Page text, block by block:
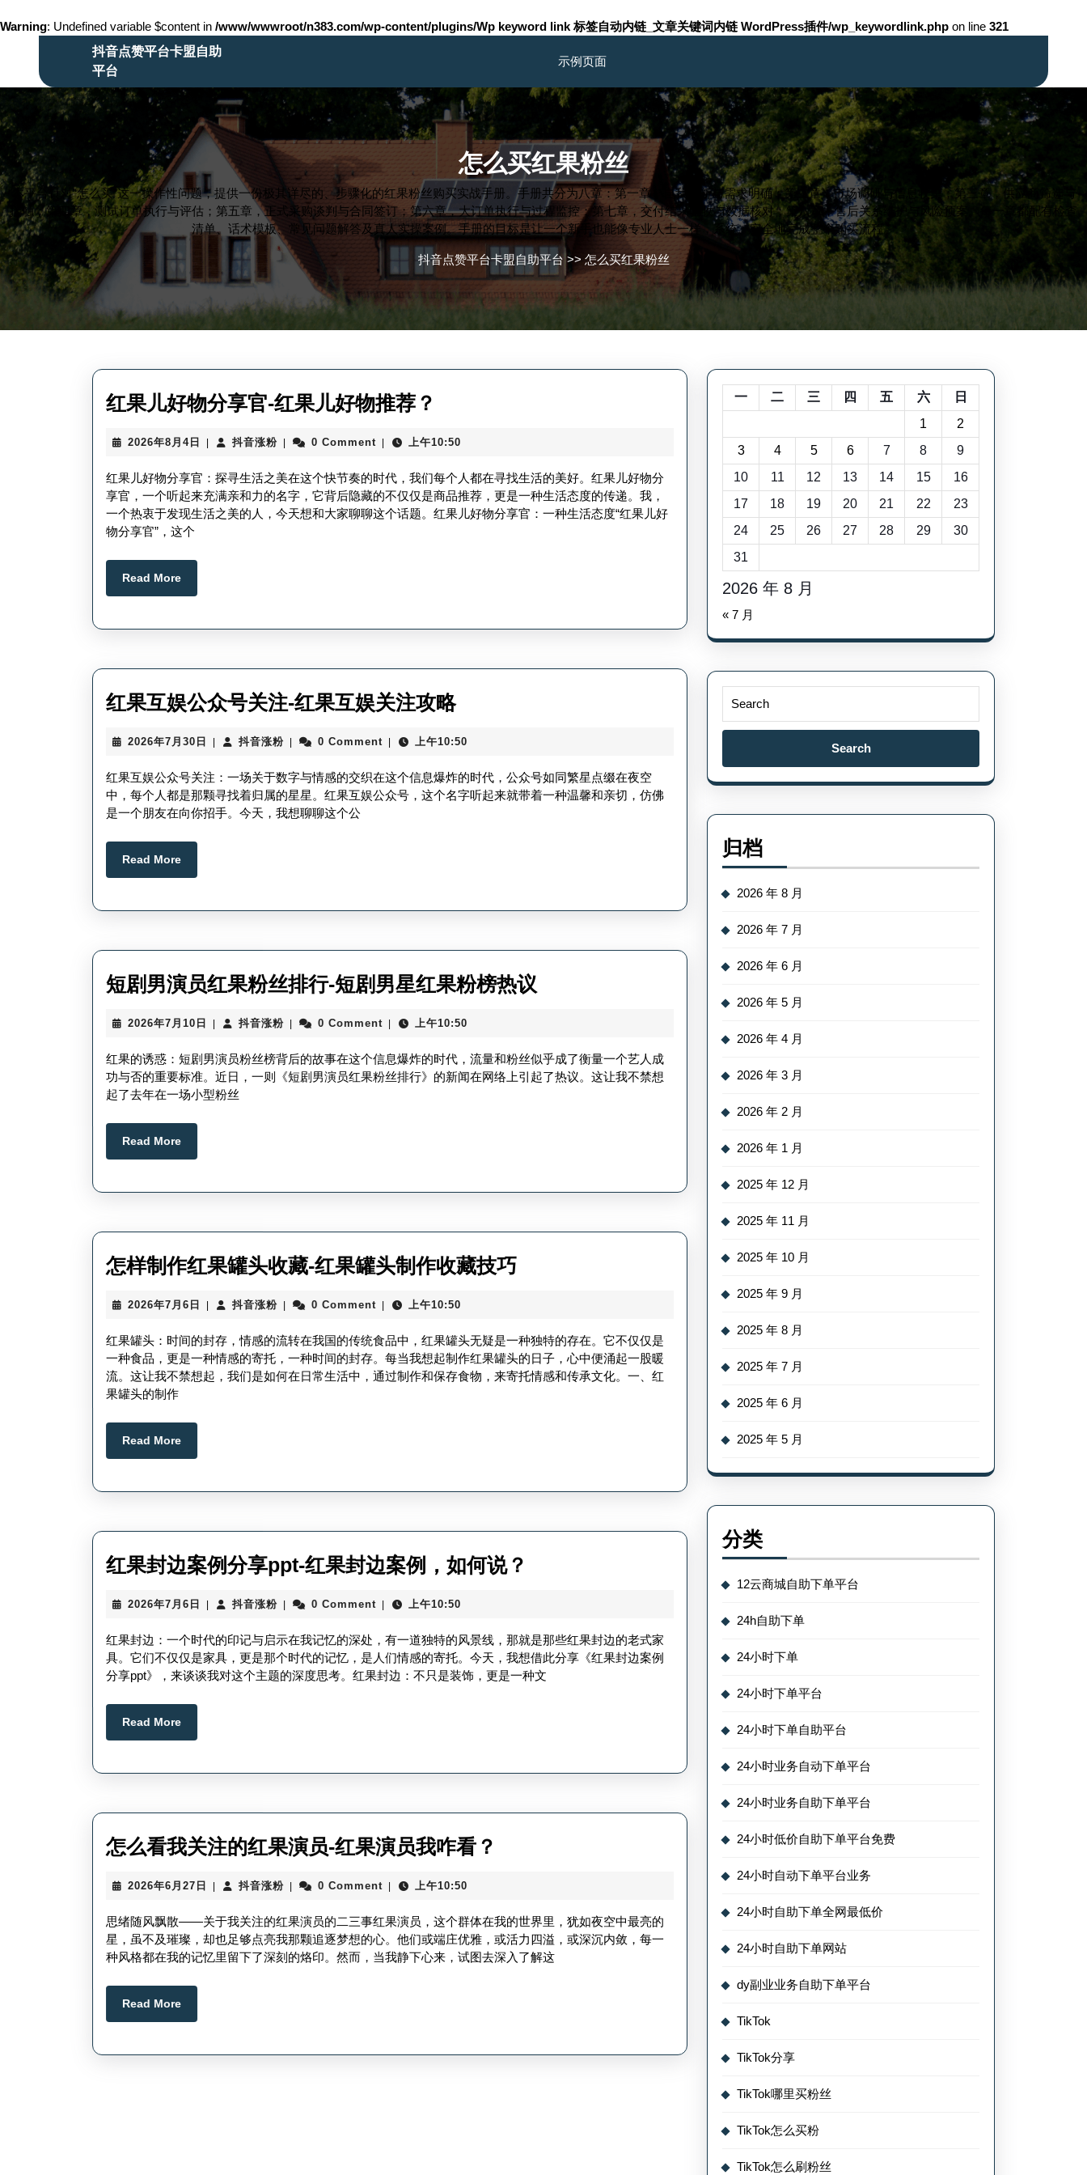
Warning: Undefined variable $content in /www/wwwroot/n383.com/wp-content/plugins/Wp keyword link 标签自动内链_文章关键词内链 WordPress插件/wp_keywordlink.php on line 321
抖音点赞平台卡盟自助
平台
示例页面
怎么买红果粉丝
本平台针对“怎么买”这一操作性问题，提供一份极其详尽的、步骤化的红果粉丝购买实战手册。手册共分为八章：第一章，自我诊断与需求明确；第二章，市场调研与信息收集；第三章，供应商筛选与
接触；第四章，测试订单执行与评估；第五章，正式采购谈判与合同签订；第六章，大订单执行与过程监控；第七章，交付结果验收与数据核对；第八章，售后关系维护与风险预案。每一章都配有检查
清单、话术模板、常见问题解答及真人实操案例。手册的目标是让一个新手也能像专业人士一样，系统、安全地完成整个购买流程。
抖音点赞平台卡盟自助平台 >> 怎么买红果粉丝
红果儿好物分享官-红果儿好物推荐？
儿
好
物
分
好
物
推
荐？
2026年8月4日
2026
8
月
4
日
抖音涨粉抖
涨
粉
0 Comment 上午10:50
红果儿好物分享官：探寻生活之美在这个快节奏的时代，我们每个人都在寻找生活的美好。红果儿好物分
享官，一个听起来充满亲和力的名字，它背后隐藏的不仅仅是商品推荐，更是一种生活态度的传递。我，
一个热衷于发现生活之美的人，今天想和大家聊聊这个话题。红果儿好物分享官：一种生活态度“红果儿好
物分享官”，这个
Read MoreRead
More
红果互娱公众号关注-红果互娱关注攻略红
互
娱
公
果
互
娱
关
攻
略
2026年7月30日
2026
7
月
30
日
抖音涨粉抖
涨
粉
0 Comment 上午10:50
红果互娱公众号关注：一场关于数字与情感的交织在这个信息爆炸的时代，公众号如同繁星点缀在夜空
中，每个人都是那颗寻找着归属的星星。红果互娱公众号，这个名字听起来就带着一种温馨和亲切，仿佛
是一个朋友在向你招手。今天，我想聊聊这个公
Read MoreRead
More
短剧男演员红果粉丝排行-短剧男星红果粉榜热议
演
员
行-
红
果
2026年7月10日
2026
7
月
10
日
抖音涨粉抖
涨
粉
0 Comment 上午10:50
红果的诱惑：短剧男演员粉丝榜背后的故事在这个信息爆炸的时代，流量和粉丝似乎成了衡量一个艺人成
功与否的重要标准。近日，一则《短剧男演员红果粉丝排行》的新闻在网络上引起了热议。这让我不禁想
起了去年在一场小型粉丝
Read MoreRead
More
怎样制作红果罐头收藏-红果罐头制作收藏技巧怎
作
红
果
果
罐
作
收
藏
2026年7月6日
2026
7
月
6
日
抖音涨粉抖
涨
粉
0 Comment 上午10:50
红果罐头：时间的封存，情感的流转在我国的传统食品中，红果罐头无疑是一种独特的存在。它不仅仅是
一种食品，更是一种情感的寄托，一种时间的封存。每当我想起制作红果罐头的日子，心中便涌起一股暖
流。这让我不禁想起，我们是如何在日常生活中，通过制作和保存食物，来寄托情感和传承文化。一、红
果罐头的制作
Read MoreRead
More
红果封边案例分享ppt-红果封边案例，如何说？
边
案
例
果
如
何
2026年7月6日
2026
7
月
6
日
抖音涨粉抖
涨
粉
0 Comment 上午10:50
红果封边：一个时代的印记与启示在我记忆的深处，有一道独特的风景线，那就是那些红果封边的老式家
具。它们不仅仅是家具，更是那个时代的记忆，是人们情感的寄托。今天，我想借此分享《红果封边案例
分享ppt》，来谈谈我对这个主题的深度思考。红果封边：不只是装饰，更是一种文
Read MoreRead
More
怎么看我关注的红果演员-红果演员我咋看？
我
关
注
2026年6月27日
2026
6
月
27
日
抖音涨粉抖
涨
粉
0 Comment 上午10:50
思绪随风飘散——关于我关注的红果演员的二三事红果演员，这个群体在我的世界里，犹如夜空中最亮的
星，虽不及璀璨，却也足够点亮我那颗追逐梦想的心。他们或端庄优雅，或活力四溢，或深沉内敛，每一
种风格都在我的记忆里留下了深刻的烙印。然而，当我静下心来，试图去深入了解这
Read MoreRead
More
2026 年 8 月
一 二 三 四 五 六
日
1
2
3
4 5 6 7 8
9
10
11 12 13 14 15
16
17
18 19 20 21 22
23
24
25 26 27 28 29
30
31
« 7 月
Search
归档
2026 年 8 月
2026 年 7 月
2026 年 6 月
2026 年 5 月
2026 年 4 月
2026 年 3 月
2026 年 2 月
2026 年 1 月
2025 年 12 月
2025 年 11 月
2025 年 10 月
2025 年 9 月
2025 年 8 月
2025 年 7 月
2025 年 6 月
2025 年 5 月
分类
12云商城自助下单平台
24h自助下单
24小时下单
24小时下单平台
24小时下单自助平台
24小时业务自动下单平台
24小时业务自助下单平台
24小时低价自助下单平台免费
24小时自动下单平台业务
24小时自助下单全网最低价
24小时自助下单网站
dy副业业务自助下单平台
TikTok
TikTok分享
TikTok哪里买粉丝
TikTok怎么买粉
TikTok怎么刷粉丝